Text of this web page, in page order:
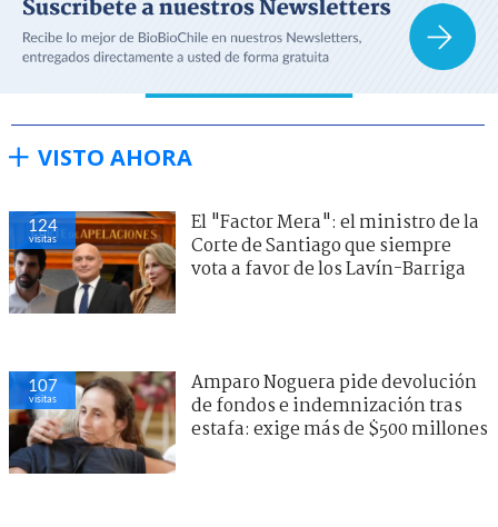
VISTO AHORA
124
visitas
El "Factor Mera": el ministro de la
Corte de Santiago que siempre
vota a favor de los Lavín-Barriga
111
visitas
Amparo Noguera pide devolución
de fondos e indemnización tras
estafa: exige más de $500 millones